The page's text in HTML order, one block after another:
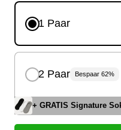
1 Paar
2 Paar Bespaar 62%
+ GRATIS Signature